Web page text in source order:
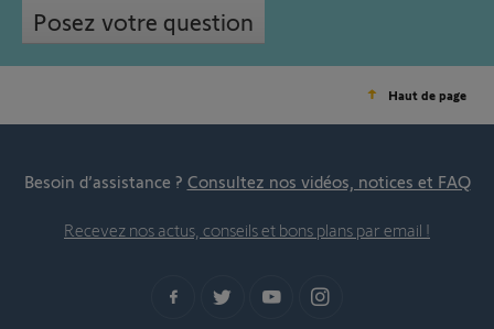
Posez votre question
Haut de page
Besoin d’assistance ? Consultez nos vidéos, notices et FAQ
Recevez nos actus, conseils et bons plans par email !